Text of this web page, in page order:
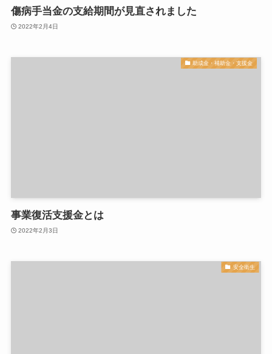
傷病手当金の支給期間が見直されました
2022年2月4日
助成金・補助金・支援金
事業復活支援金とは
2022年2月3日
安全衛生